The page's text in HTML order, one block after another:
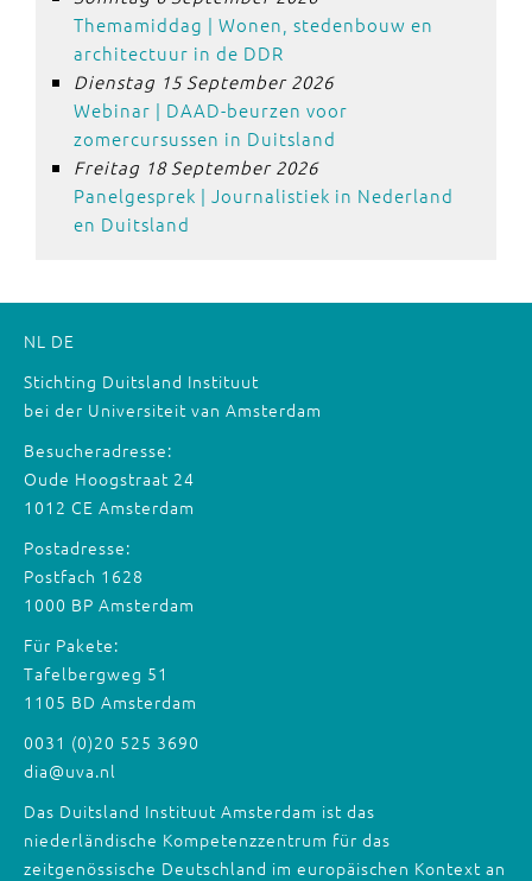
Themamiddag | Wonen, stedenbouw en
architectuur in de DDR
Dienstag 15 September 2026
Webinar | DAAD-beurzen voor
zomercursussen in Duitsland
Freitag 18 September 2026
Panelgesprek | Journalistiek in Nederland
en Duitsland
NL DE
Stichting Duitsland Instituut
bei der Universiteit van Amsterdam
Besucheradresse:
Oude Hoogstraat 24
1012 CE Amsterdam
Postadresse:
Postfach 1628
1000 BP Amsterdam
Für Pakete:
Tafelbergweg 51
1105 BD Amsterdam
0031 (0)20 525 3690
dia@uva.nl
Das Duitsland Instituut Amsterdam ist das
niederländische Kompetenzzentrum für das
zeitgenössische Deutschland im europäischen Kontext an